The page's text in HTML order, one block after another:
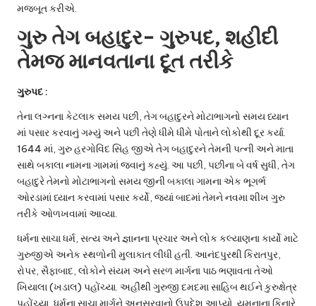
મજબૂત કરીએ.
ગુરુ તેગ બહાદુર- ગુરુપદ, શહીદી
તેમજ માનવતાના દૂત તરીકે
ગુરુપદ :
તેના લગ્નના કેટલાક સમય પછી, તેગ બહાદુરને મોટાભાગનો સમય ધ્યાન
માં પસાર કરવાનું ગમ્યું અને પછી તેણે ધીમે ધીમે પોતાને લોકોથી દૂર કર્યા.
1644 માં, ગુરુ હરગોવિંદ સિંહ જીએ તેગ બહાદુરને તેમની પત્ની અને માતા
સાથે બકાલા નામના ગામમાં જવાનું કહ્યું. આ પછી, પછીના બે વર્ષ સુધી, તેગ
બહાદુરે તેમનો મોટાભાગનો સમય જીની બકાલા ગામના એક ભૂગર્ભ
ઓરડામાં ધ્યાન કરવામાં પસાર કર્યો, જ્યાં બાદમાં તેમને નવમા શીખ ગુરુ
તરીકે ઓળખવામાં આવ્યા.
ધર્મના સાચા ધર્મ, સત્ય અને જ્ઞાનના પ્રચાર અને લોક કલ્યાણના કાર્યો માટે
ગુરુજીએ અનેક સ્થળોની મુલાકાત લીધી હતી. આનંદપુરથી કિરાતપુર,
રોપર, સૈફાબાદ, લોકોને સંયમ અને સરળ માર્ગના પાઠ ભણાવતા તેઓ
ખિયાલા (ખડાલ) પહોંચ્યા. અહીંથી ગુરુજી દમદમા સાહિબ થઈને કુરુક્ષેત્ર
પહોંચ્યા, ધર્મના સાચા માર્ગને અનુસરવાનો ઉપદેશ આપ્યો. યમુનાના કિનારે